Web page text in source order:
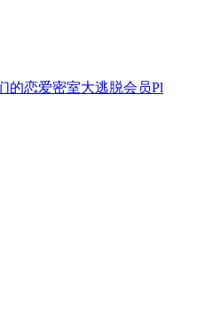
的恋爱密室大逃脱会员Pl